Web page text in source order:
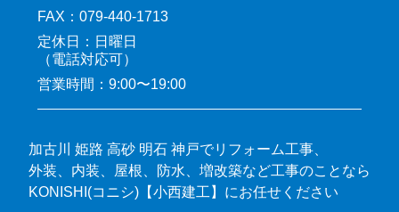
FAX：079-440-1713
定休日：日曜日
（電話対応可）
営業時間：9:00〜19:00
加古川 姫路 高砂 明石 神戸でリフォーム工事、
外装、内装、屋根、防水、増改築など工事のことなら
KONISHI(コニシ)【小西建工】にお任せください